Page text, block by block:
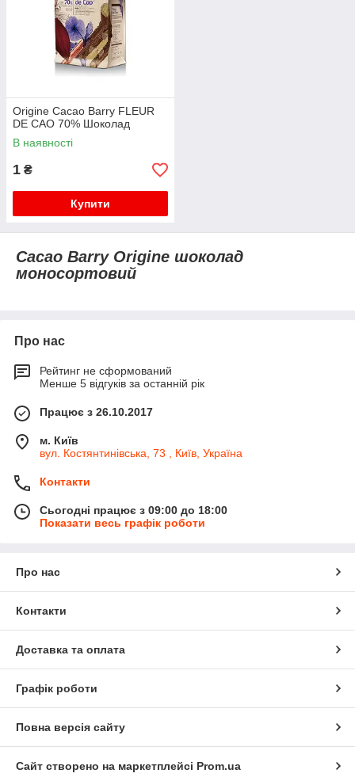
Origine Cacao Barry FLEUR
DE CAO 70% Шоколад
В наявності
1 ₴
Купити
Cacao Barry Origine шоколад
моносортовий
Про нас
Рейтинг не сформований
Менше 5 відгуків за останній рік
Працює з 26.10.2017
м. Київ
вул. Костянтинівська, 73 , Київ, Україна
Контакти
Сьогодні працює з 09:00 до 18:00
Показати весь графік роботи
Про нас
Контакти
Доставка та оплата
Графік роботи
Повна версія сайту
Сайт створено на маркетплейсі Prom.ua